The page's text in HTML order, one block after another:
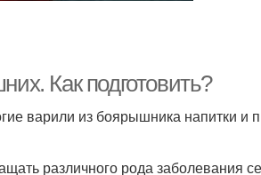
Как подготовить?
варили из боярышника напитки и
различного рода заболевания